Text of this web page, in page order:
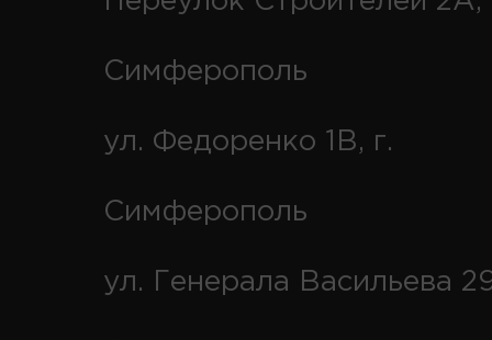
Симферополь
ул. Федоренко 1В, г.
Симферополь
ул. Генерала Васильева